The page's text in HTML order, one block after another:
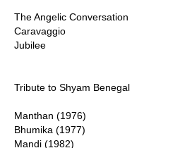
The Angelic Conversation
Caravaggio
Jubilee
Tribute to Shyam Benegal
Manthan (1976)
Bhumika (1977)
Mandi (1982)